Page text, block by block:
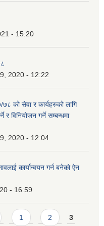
- 15:20
2020 - 12:22
को सेवा र कार्यहरुको लागि
विनियोजन गर्ने सम्बन्धमा
2020 - 12:04
कार्यान्वयन गर्न बनेको ऐन
- 16:59
1 2 3